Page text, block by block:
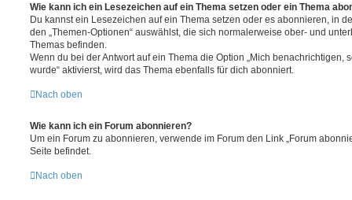
Wie kann ich ein Lesezeichen auf ein Thema setzen oder ein Thema
Du kannst ein Lesezeichen auf ein Thema setzen oder es abonnieren, in
den „Themen-Optionen“ auswählst, die sich normalerweise ober- und
Themas befinden.
Wenn du bei der Antwort auf ein Thema die Option „Mich benachrichtigen,
wurde“ aktivierst, wird das Thema ebenfalls für dich abonniert.
Nach oben
Wie kann ich ein Forum abonnieren?
Um ein Forum zu abonnieren, verwende im Forum den Link „Forum
Seite befindet.
Nach oben